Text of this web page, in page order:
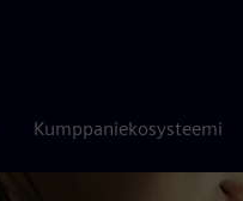
Kumppaniekosysteemi